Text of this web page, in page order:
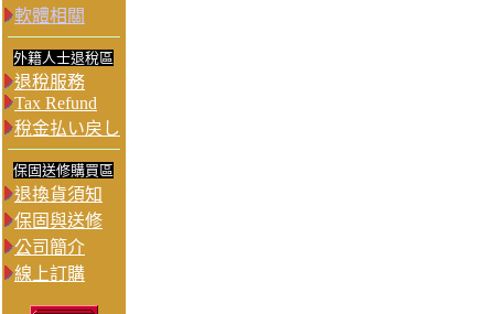
軟體相關
外籍人士退稅區
退稅服務
Tax Refund
稅金払い戻し
保固送修購買區
退換貨須知
保固與送修
公司簡介
線上訂購